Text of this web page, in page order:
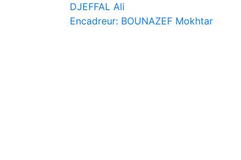
DJEFFAL Ali
Encadreur: BOUNAZEF Mokhtar